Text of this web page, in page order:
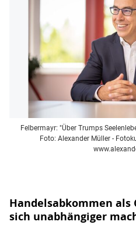
Felbermayr: "Über Trumps
Foto: Alexander Müller -
Handelsabkommen als
sich unabhängiger